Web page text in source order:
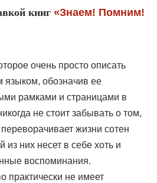
книг «Знаем! Помним!
очень просто описать
языком, обозначив ее
рамками и страницами в
не стоит забывать о том,
жизни сотен
них несет в себе хоть и
воспоминания.
практически не имеет